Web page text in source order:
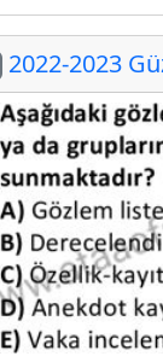
2022-2023